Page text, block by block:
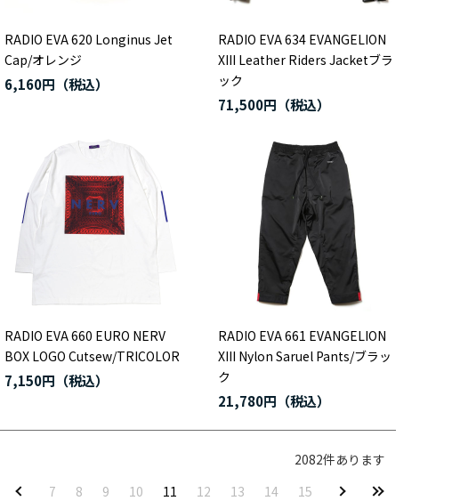
RADIO EVA 620 Longinus Jet
Cap/オレンジ
6,160円
RADIO EVA 634 EVANGELION
XIII Leather Riders Jacketブラ
ック
71,500円
RADIO EVA 660 EURO NERV
BOX LOGO Cutsew/TRICOLOR
7,150円
RADIO EVA 661 EVANGELION
XIII Nylon Saruel Pants/ブラッ
ク
21,780円
2082件あります
7
8 9 10 11 12 13 14 15